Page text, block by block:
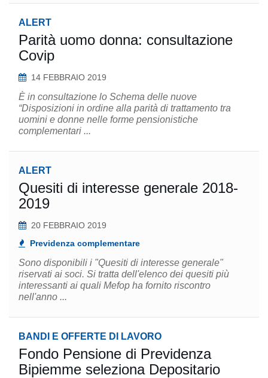
ALERT
Parità uomo donna: consultazione
Covip
14 FEBBRAIO 2019
È in consultazione lo Schema delle nuove
“Disposizioni in ordine alla parità di trattamento tra
uomini e donne nelle forme pensionistiche
complementari ...
ALERT
Quesiti di interesse generale 2018-
2019
20 FEBBRAIO 2019
Previdenza complementare
Sono disponibili i "Quesiti di interesse generale"
riservati ai soci. Si tratta dell'elenco dei quesiti più
interessanti ai quali Mefop ha fornito riscontro
nell'anno ...
BANDI E OFFERTE DI LAVORO
Fondo Pensione di Previdenza
Bipiemme seleziona Depositario